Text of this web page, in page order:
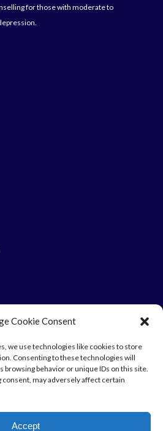
Cookie Consent
we use technologies like cookies to store
Consenting to these technologies will
browsing behavior or unique IDs on this site.
may adversely affect certain
Accept
for those with moderate to
Rights Reserved